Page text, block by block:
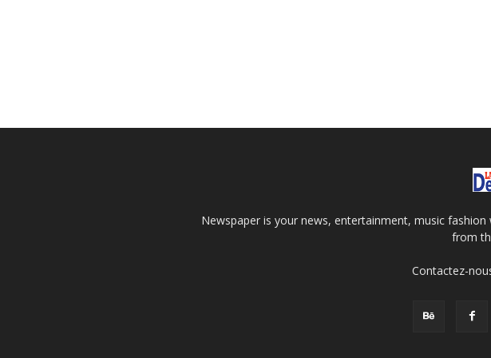
Newspaper is your news, entertainment, music
from
Contactez-